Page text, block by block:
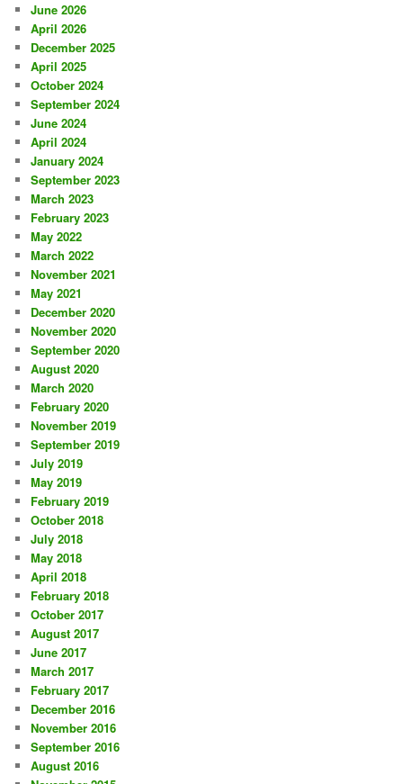
June 2026
April 2026
December 2025
April 2025
October 2024
September 2024
June 2024
April 2024
January 2024
September 2023
March 2023
February 2023
May 2022
March 2022
November 2021
May 2021
December 2020
November 2020
September 2020
August 2020
March 2020
February 2020
November 2019
September 2019
July 2019
May 2019
February 2019
October 2018
July 2018
May 2018
April 2018
February 2018
October 2017
August 2017
June 2017
March 2017
February 2017
December 2016
November 2016
September 2016
August 2016